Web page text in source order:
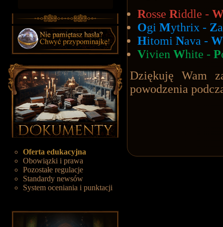
Oferta edukacyjna
Obowiązki i prawa
Pozostałe regulacje
Standardy newsów
System oceniania i punktacji
Rosse Riddle -
Ogi Mythrix - Z
Hitomi Nava - W
Vivien White - P
Dziękuję Wam
powodzenia